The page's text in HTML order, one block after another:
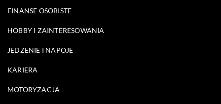
FINANSE OSOBISTE
HOBBY I ZAINTERESOWANIA
JEDZENIE I NAPOJE
KARIERA
MOTORYZACJA